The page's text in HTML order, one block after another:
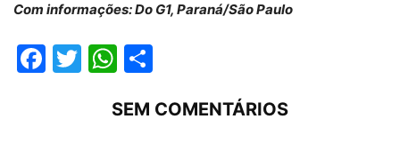
Com informações: Do G1, Paraná/São Paulo
Facebook
TwitterWhatsApp
SEM COMENTÁRIOS